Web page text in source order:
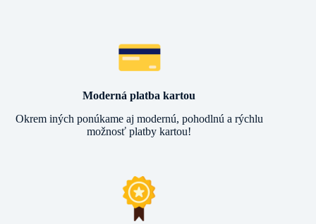
Moderná platba kartou
Okrem iných ponúkame aj modernú, pohodlnú a rýchlu
možnosť platby kartou!